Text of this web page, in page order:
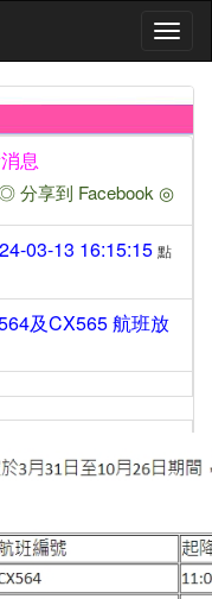
息
分享到 Facebook ◎
03-13 16:15:15 點
及CX565 航班放